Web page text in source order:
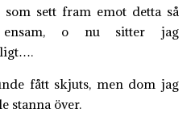
sett fram emot detta så
ensam, o nu sitter jag
fått skjuts, men dom jag
stanna över.